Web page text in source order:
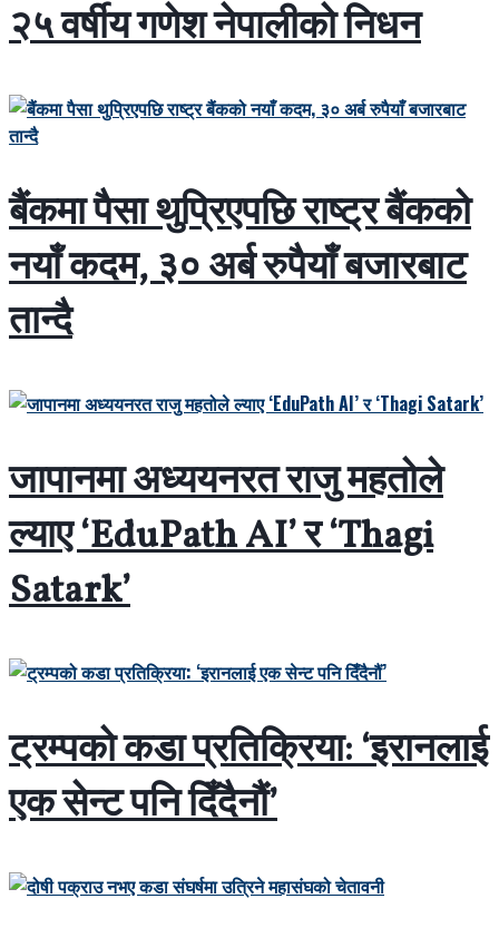
२५ वर्षीय गणेश नेपालीको निधन
बैंकमा पैसा थुप्रिएपछि राष्ट्र बैंकको
नयाँ कदम, ३० अर्ब रुपैयाँ बजारबाट
तान्दै
जापानमा अध्ययनरत राजु महतोले
ल्याए ‘EduPath AI’ र ‘Thagi
Satark’
ट्रम्पको कडा प्रतिक्रिया: ‘इरानलाई
एक सेन्ट पनि दिँदैनौं’